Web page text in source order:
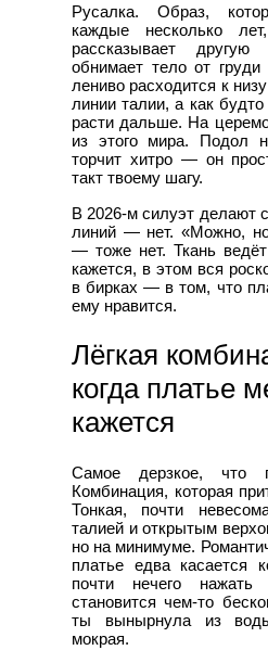
Русалка. Образ,
каждые несколько
рассказывает
обнимает тело от
лениво расходится к
линии талии, а как
расти дальше. На
из этого мира. Подол
торчит хитро — он
такт твоему шагу.
В 2026-м силуэт делают
линий — нет. «Можно,
— тоже нет. Ткань
кажется, в этом вся
в бирках — в том, что
ему нравится.
Лёгкая
когда платье
кажется
Самое дерзкое, что
Комбинация, которая
Тонкая, почти
талией и открытым
но на минимуме.
платье едва касается
почти нечего
становится чем-то
ты вынырнула из
мокрая.